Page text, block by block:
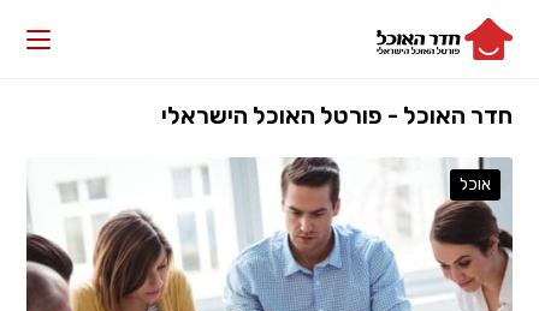
חדר האוכל - פורטל האוכל הישראלי
אוכל